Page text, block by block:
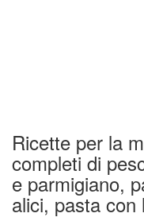
Ricette per la
completi di
e parmigiano,
alici, pasta con